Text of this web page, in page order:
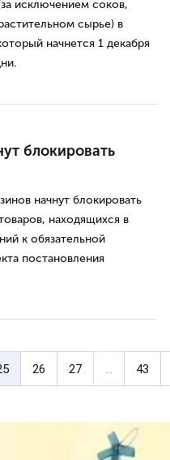
исключением соков,
сырье) в
начнется 1 декабря
блокировать
начнут блокировать
находящихся в
к обязательной
постановления
26 27 43